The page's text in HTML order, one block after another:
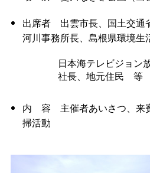
出席者 出雲市長、国土交通
河川事務所長、島根県環境生
日本海テレビジョン
社長、地元住民 等
内容 主催者あいさつ、来
掃活動